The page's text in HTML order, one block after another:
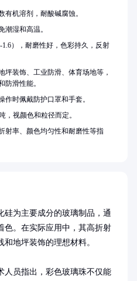
硅为主要成分的玻璃制品，通
色。在实际应用中，其高折射
地坪装饰的理想材料。
人员指出，彩色玻璃珠不仅能
有机溶剂，耐酸碱腐蚀。
潮湿和高温。
1.6），耐磨性好，色彩持久，反射
坪装饰、工业防滑、体育场地等，
防滑性能。
作时佩戴防护口罩和手套。
，视颜色和粒径而定。
射率、颜色均匀性和耐磨性等指